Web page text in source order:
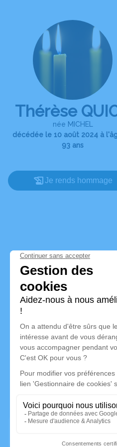
Thérèse
née MICHEL
décédée le 10 août 2024 à
93 ans
Je rends hommage